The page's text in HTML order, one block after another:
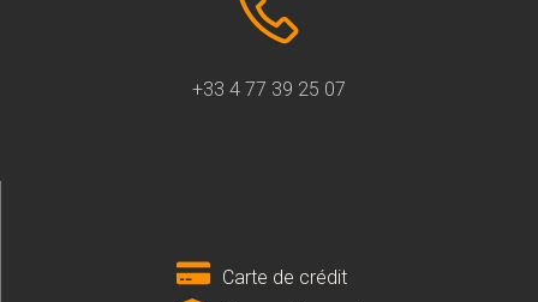
+33 4 77 39 25 07
Carte de crédit